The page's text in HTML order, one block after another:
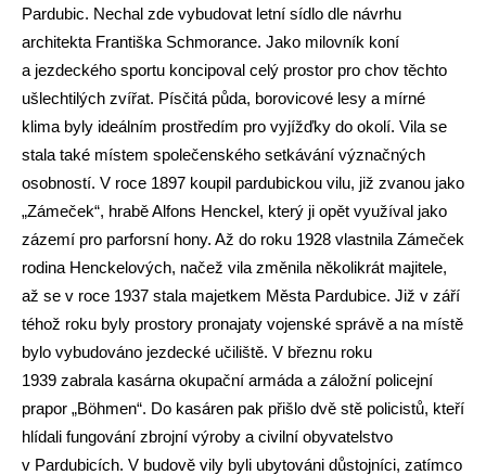
Pardubic. Nechal zde vybudovat letní sídlo dle návrhu
architekta Františka Schmorance. Jako milovník koní
a jezdeckého sportu koncipoval celý prostor pro chov těchto
ušlechtilých zvířat. Písčitá půda, borovicové lesy a mírné
klima byly ideálním prostředím pro vyjížďky do okolí. Vila se
stala také místem společenského setkávání význačných
osobností. V roce 1897 koupil pardubickou vilu, již zvanou jako
„Zámeček“, hrabě Alfons Henckel, který ji opět využíval jako
zázemí pro parforsní hony. Až do roku 1928 vlastnila Zámeček
rodina Henckelových, načež vila změnila několikrát majitele,
až se v roce 1937 stala majetkem Města Pardubice. Již v září
téhož roku byly prostory pronajaty vojenské správě a na místě
bylo vybudováno jezdecké učiliště. V březnu roku
1939 zabrala kasárna okupační armáda a záložní policejní
prapor „Böhmen“. Do kasáren pak přišlo dvě stě policistů, kteří
hlídali fungování zbrojní výroby a civilní obyvatelstvo
v Pardubicích. V budově vily byli ubytováni důstojníci, zatímco